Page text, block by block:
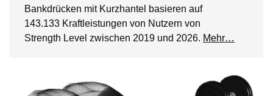
Bankdrücken mit Kurzhantel basieren auf
143.133 Kraftleistungen von Nutzern von
Strength Level zwischen 2019 und 2026. Mehr…